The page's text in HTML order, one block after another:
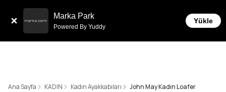
Marka Park
Powered By Yuddy
Yükle
Ana Sayfa KADIN Kadın Ayakkabıları John May Kadın Loafer